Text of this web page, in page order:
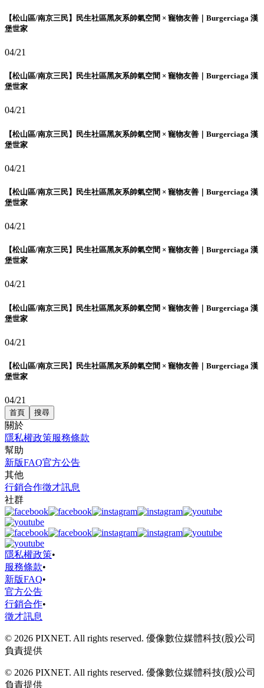
【松山區/南京三民】民生社區黑灰系帥氣空間 × 寵物友善｜Burgerciaga 漢
堡世家
04/21
【松山區/南京三民】民生社區黑灰系帥氣空間 × 寵物友善｜Burgerciaga 漢
堡世家
04/21
【松山區/南京三民】民生社區黑灰系帥氣空間 × 寵物友善｜Burgerciaga 漢
堡世家
04/21
【松山區/南京三民】民生社區黑灰系帥氣空間 × 寵物友善｜Burgerciaga 漢
堡世家
04/21
【松山區/南京三民】民生社區黑灰系帥氣空間 × 寵物友善｜Burgerciaga 漢
堡世家
04/21
【松山區/南京三民】民生社區黑灰系帥氣空間 × 寵物友善｜Burgerciaga 漢
堡世家
04/21
【松山區/南京三民】民生社區黑灰系帥氣空間 × 寵物友善｜Burgerciaga 漢
堡世家
04/21
首頁 搜尋
關於
隱私權政策服務條款
幫助
新版FAQ官方公告
其他
行銷合作徵才訊息
社群
隱私權政策•
服務條款•
新版FAQ•
官方公告
行銷合作•
徵才訊息
© 2026 PIXNET. All rights reserved. 優像數位媒體科技(股)公司
負責提供
© 2026 PIXNET. All rights reserved. 優像數位媒體科技(股)公司
負責提供